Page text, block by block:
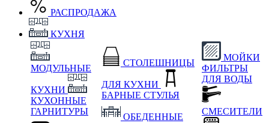
РАСПРОДАЖА
КУХНЯ
МОДУЛЬНЫЕ
КУХНИ
КУХОННЫЕ
ГАРНИТУРЫ
СТОЛЕШНИЦЫ
ДЛЯ КУХНИ
БАРНЫЕ СТУЛЬЯ
ОБЕДЕННЫЕ
МОЙКИ
ФИЛЬТРЫ
ДЛЯ ВОДЫ
СМЕСИТЕЛИ